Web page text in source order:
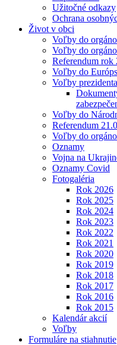
Užitočné odkazy
Ochrana
Život v obci
Voľby do
Voľby do
Referendum rok
Voľby do
Voľby
Voľby do
Referendum
Voľby do
Oznamy
Vojna na
Oznamy Covid
Fotogaléria
Rok 2026
Rok 2025
Rok 2024
Rok 2023
Rok 2022
Rok 2021
Rok 2020
Rok 2019
Rok 2018
Rok 2017
Rok 2016
Rok 2015
Kalendár akcií
Voľby
Formuláre na stiahnutie